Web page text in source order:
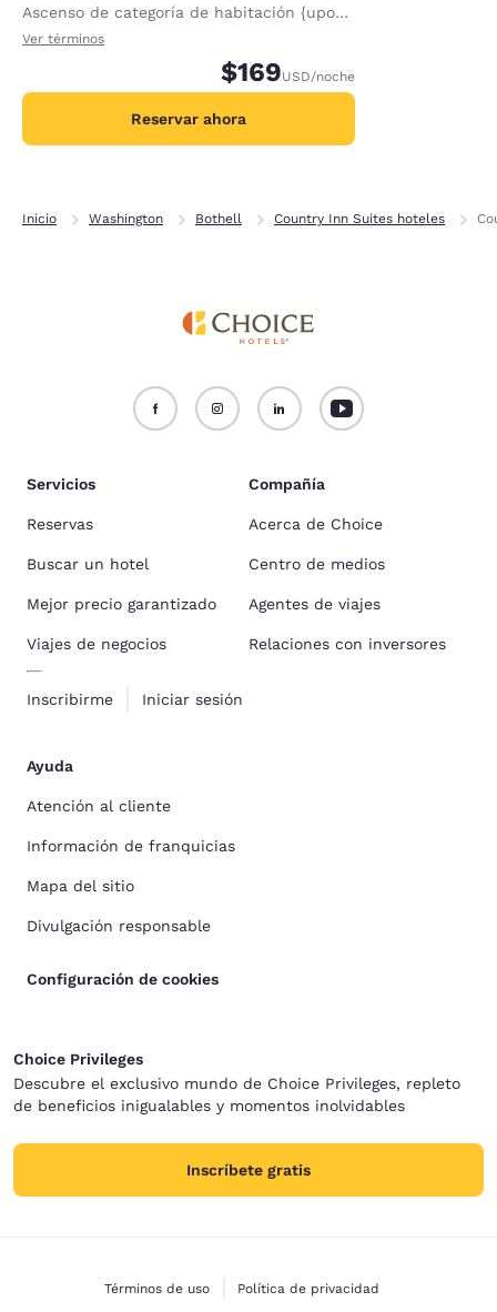
Ascenso de categoría de habitación {upon
arrival, based on availability} - 2500
puntos de bonificación de Radisson
Rewards - Check-in anticipado {upon
arrival, based on availability}
Ver términos
$169USD/noche
Reservar ahora
Inicio Washington Bothell Country Inn Suites hoteles
Servicios
Reservas
Buscar un hotel
Mejor precio garantizado
Viajes de negocios
Inscribirme Iniciar sesión
Compañía
Acerca de Choice
Centro de medios
Agentes de viajes
Relaciones con inversores
Ayuda
Atención al cliente
Información de franquicias
Mapa del sitio
Divulgación responsable
Configuración de cookies
Choice Privileges
Descubre el exclusivo mundo de Choice Privileges, repleto
de beneficios inigualables y momentos inolvidables
Inscríbete gratis
Términos de uso Política de privacidad